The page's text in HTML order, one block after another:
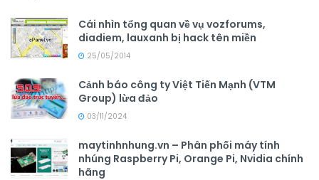
Cái nhìn tổng quan về vụ vozforums,
diadiem, lauxanh bị hack tên miền
25/05/2014
Cảnh báo công ty Việt Tiến Mạnh (VTM
Group) lừa đảo
03/11/2024
maytinhnhung.vn – Phân phối máy tính
nhúng Raspberry Pi, Orange Pi, Nvidia chính
hãng